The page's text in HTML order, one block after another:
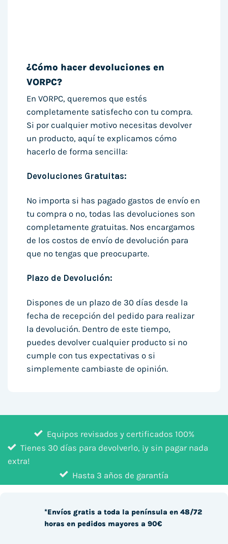
¿Cómo hacer devoluciones en
VORPC?
En VORPC, queremos que estés
completamente satisfecho con tu compra.
Si por cualquier motivo necesitas devolver
un producto, aquí te explicamos cómo
hacerlo de forma sencilla:
Devoluciones Gratuitas:
No importa si has pagado gastos de envío en
tu compra o no, todas las devoluciones son
completamente gratuitas. Nos encargamos
de los costos de envío de devolución para
que no tengas que preocuparte.
Plazo de Devolución:
Dispones de un plazo de 30 días desde la
fecha de recepción del pedido para realizar
la devolución. Dentro de este tiempo,
puedes devolver cualquier producto si no
cumple con tus expectativas o si
simplemente cambiaste de opinión.
Equipos revisados y certificados 100%
Tienes 30 días para devolverlo, ¡y sin pagar nada
extra!
Hasta 3 años de garantía
*Envíos gratis a toda la península en 48/72
horas en pedidos mayores a 90€